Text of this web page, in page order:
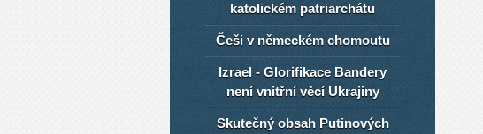
katolickém patriarchátu
Češi v německém chomoutu
Izrael - Glorifikace Bandery
není vnitřní věcí Ukrajiny
Skutečný obsah Putinových